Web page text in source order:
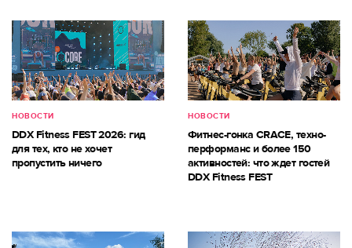
НОВОСТИ
DDX Fitness FEST 2026: гид
для тех, кто не хочет
пропустить ничего
НОВОСТИ
Фитнес-гонка CRACE, техно-
перформанс и более 150
активностей: что ждет гостей
DDX Fitness FEST